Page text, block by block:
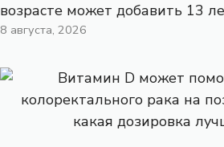
возрасте может добавить 13
8 августа, 2026